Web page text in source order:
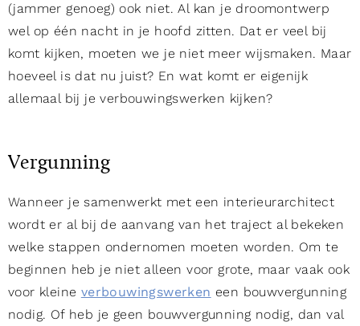
(jammer genoeg) ook niet. Al kan je droomontwerp
wel op één nacht in je hoofd zitten. Dat er veel bij
komt kijken, moeten we je niet meer wijsmaken. Maar
hoeveel is dat nu juist? En wat komt er eigenijk
allemaal bij je verbouwingswerken kijken?
Vergunning
Wanneer je samenwerkt met een interieurarchitect
wordt er al bij de aanvang van het traject al bekeken
welke stappen ondernomen moeten worden. Om te
beginnen heb je niet alleen voor grote, maar vaak ook
voor kleine verbouwingswerken een bouwvergunning
nodig. Of heb je geen bouwvergunning nodig, dan val